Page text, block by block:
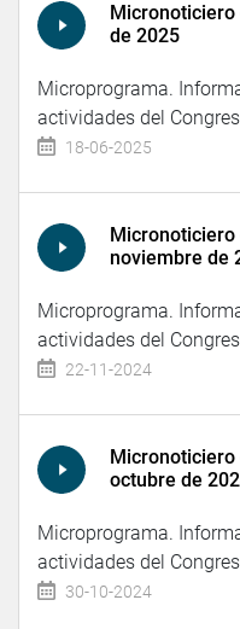
Micronoticiero
de 2025
Microprograma.
actividades del
18-06-2025
Micronoticiero
noviembre de
Microprograma.
actividades del
22-11-2024
Micronoticiero
octubre de
Microprograma.
actividades del
30-10-2024